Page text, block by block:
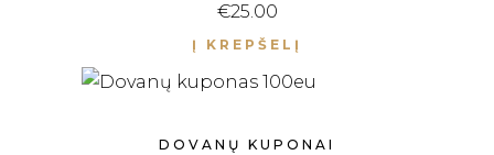
€25.00
Į KREPŠELĮ
DOVANŲ KUPONAI